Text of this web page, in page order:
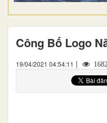
Công Bố Logo
19/04/2021 04:54:11 | 1682